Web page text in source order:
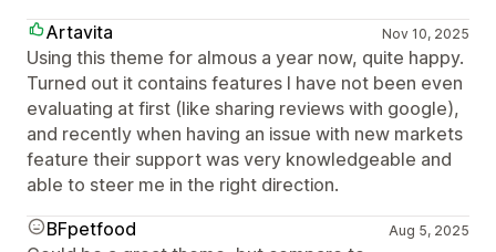
Artavita Nov 10, 2025
Using this theme for almous a year now, quite happy.
Turned out it contains features I have not been even
evaluating at first (like sharing reviews with google),
and recently when having an issue with new markets
feature their support was very knowledgeable and
able to steer me in the right direction.
BFpetfood
Aug 5, 2025